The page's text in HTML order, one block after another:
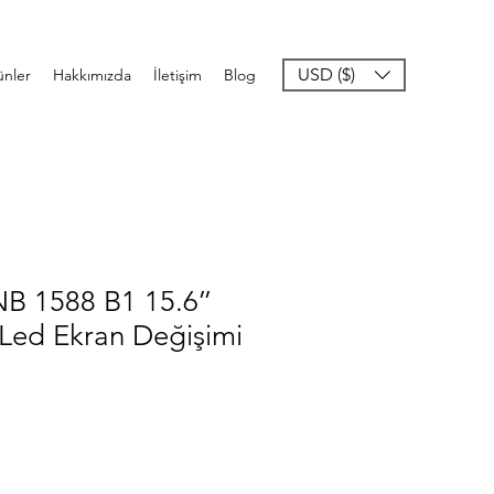
Hakkımızda İletişim Blog USD ($)
1588 B1 15.6’’
Ekran Değişimi